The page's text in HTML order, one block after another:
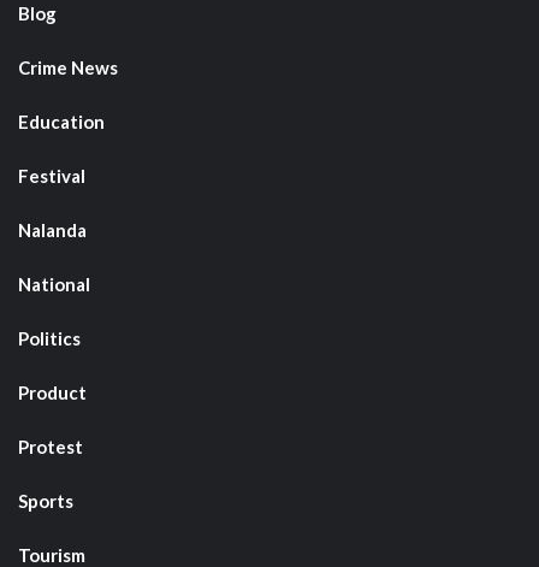
Blog
Crime News
Education
Festival
Nalanda
National
Politics
Product
Protest
Sports
Tourism